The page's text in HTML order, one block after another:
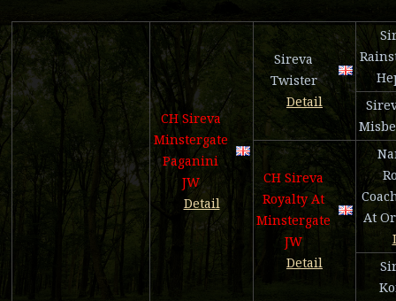
CH Sireva
Minstergate
Paganini
JW
Detail
Sireva
Twister
Detail
CH Sireva
Royalty At
Minstergate
JW
Detail
At